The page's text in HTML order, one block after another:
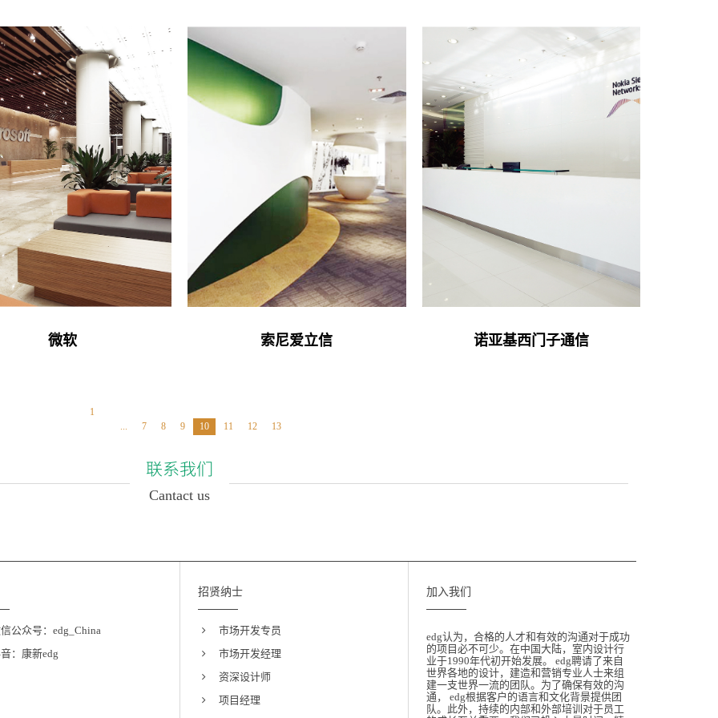
微软 索尼爱立信 诺亚基西门子通信
1
...
7 8 9 10 11 12 13
联系我们
Cantact us
公众号：edg_China
：康新edg
招贤纳士
市场开发专员
市场开发经理
资深设计师
项目经理
加入我们
edg认为，合格的人才和有效的沟通对于成功
的项目必不可少。在中国大陆，室内设计行
业于1990年代初开始发展。 edg聘请了来自
世界各地的设计，建造和营销专业人士来组
建一支世界一流的团队。为了确保有效的沟
通， edg根据客户的语言和文化背景提供团
队。此外，持续的内部和外部培训对于员工